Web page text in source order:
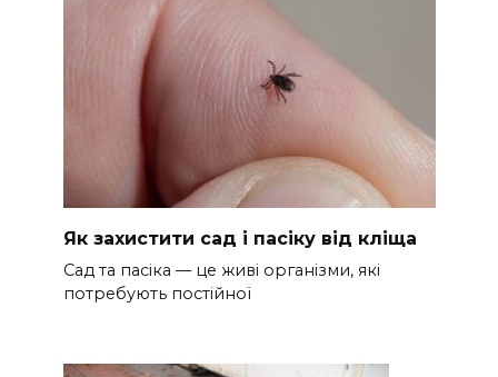
Як захистити сад і пасіку від кліща
Сад та пасіка — це живі організми, які
потребують постійної